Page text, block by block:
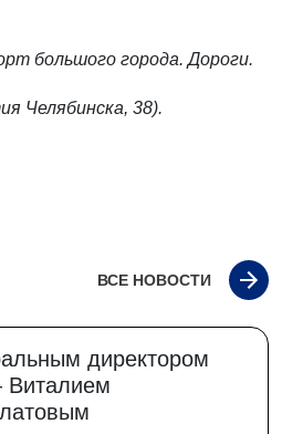
большого города. Дороги.
Челябинска, 38).
ВСЕ НОВОСТИ
директором
Виталием